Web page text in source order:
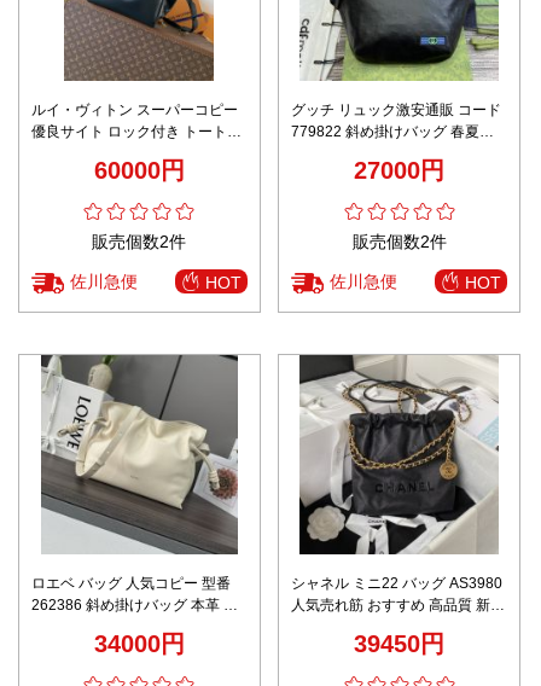
ルイ・ヴィトン スーパーコピー
優良サイト ロック付き トートバ
度 高級感仕上げ 精密ディテール
発送保証
60000円
販売個数2件
佐川急便 HOT
グッチ リュック激安通販 コード
779822 斜め掛けバッグ 春夏の
27000円
販売個数2件
佐川急便 HOT
ロエベ バッグ 人気コピー 型番
262386 斜め掛けバッグ 本革 柔
34000円
シャネル ミニ22 バッグ AS3980
人気売れ筋 おすすめ 高品質 新作
ーパーコピーブランド 優良店
39450円